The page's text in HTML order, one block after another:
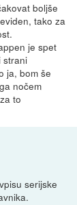
boljše
tako za
je spet
strani
ja, bom še
nočem
to
serijske